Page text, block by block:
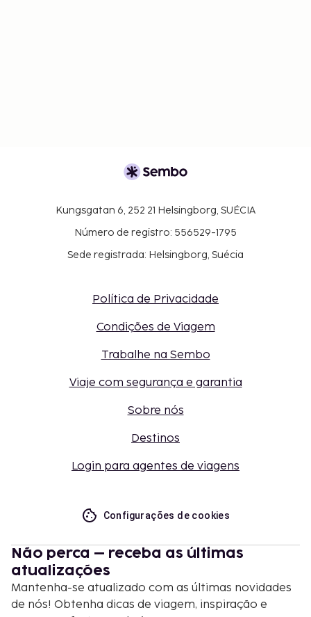
Kungsgatan 6, 252 21 Helsingborg, SUÉCIA
Número de registro: 556529-1795
Sede registrada: Helsingborg, Suécia
Política de Privacidade
Condições de Viagem
Trabalhe na Sembo
Viaje com segurança e garantia
Sobre nós
Destinos
Login para agentes de viagens
Configurações de cookies
Não perca – receba as últimas
atualizações
Mantenha-se atualizado com as últimas novidades
de nós! Obtenha dicas de viagem, inspiração e